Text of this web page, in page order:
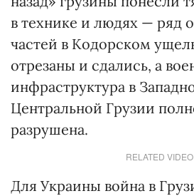
в технике и людях — ряд
частей в Кодорском
отрезаны и сдались, а
инфраструктура в
Центральной Грузии
разрушена.
RELATED VIDEO
Для Украины война в